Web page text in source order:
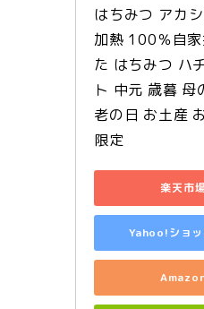
はちみつ アカ
加熱 100％自
た はちみつ ハ
ト 中元 歳暮 母
老の日 お土産
限定
楽天市
Yahoo!ショ